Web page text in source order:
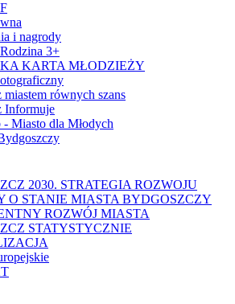
i nagrody
3+
KARTA MŁODZIEŻY
miastem równych szans
Informuje
Miasto dla Młodych
2030. STRATEGIA ROZWOJU
O STANIE MIASTA BYDGOSZCZY
ROZWÓJ MIASTA
STATYSTYCZNIE